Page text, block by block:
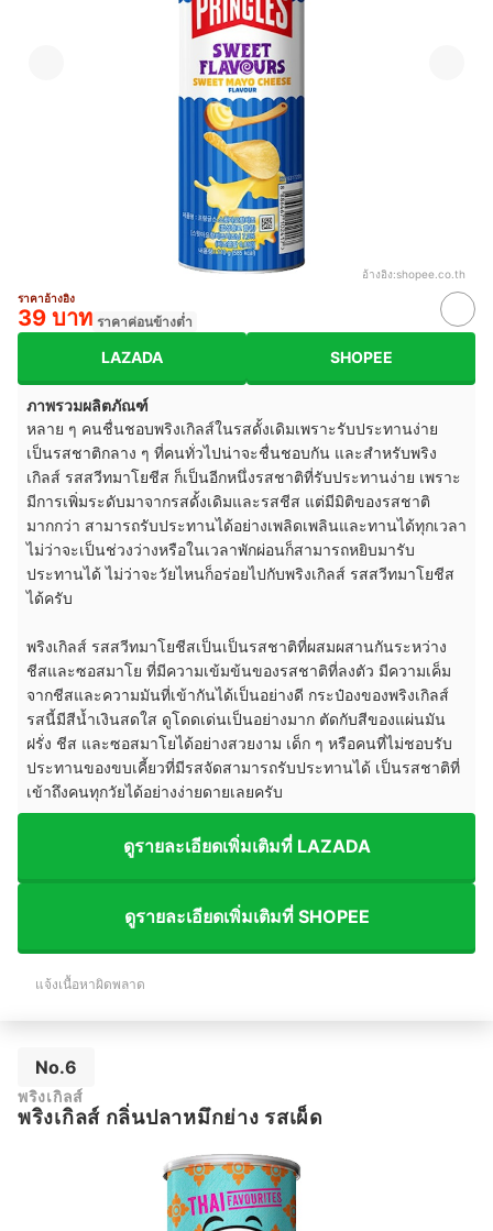
อ้างอิง:shopee.co.th
ราคาอ้างอิง
39 บาท ราคาค่อนข้างต่ำ
LAZADA SHOPEE
ภาพรวมผลิตภัณฑ์
หลาย ๆ คนชื่นชอบพริงเกิลส์ในรสดั้งเดิมเพราะรับประทานง่าย
เป็นรสชาติกลาง ๆ ที่คนทั่วไปน่าจะชื่นชอบกัน และสำหรับพริง
เกิลส์ รสสวีทมาโยชีส ก็เป็นอีกหนึ่งรสชาติที่รับประทานง่าย เพราะ
มีการเพิ่มระดับมาจากรสดั้งเดิมและรสชีส แต่มีมิติของรสชาติ
มากกว่า สามารถรับประทานได้อย่างเพลิดเพลินและทานได้ทุกเวลา
ไม่ว่าจะเป็นช่วงว่างหรือในเวลาพักผ่อนก็สามารถหยิบมารับ
ประทานได้ ไม่ว่าจะวัยไหนก็อร่อยไปกับพริงเกิลส์ รสสวีทมาโยชีส
ได้ครับ
พริงเกิลส์ รสสวีทมาโยชีสเป็นเป็นรสชาติที่ผสมผสานกันระหว่าง
ชีสและซอสมาโย ที่มีความเข้มข้นของรสชาติที่ลงตัว มีความเค็ม
จากชีสและความมันที่เข้ากันได้เป็นอย่างดี กระป๋องของพริงเกิลส์
รสนี้มีสีน้ำเงินสดใส ดูโดดเด่นเป็นอย่างมาก ตัดกับสีของแผ่นมัน
ฝรั่ง ชีส และซอสมาโยได้อย่างสวยงาม เด็ก ๆ หรือคนที่ไม่ชอบรับ
ประทานของขบเคี้ยวที่มีรสจัดสามารถรับประทานได้ เป็นรสชาติที่
เข้าถึงคนทุกวัยได้อย่างง่ายดายเลยครับ
ดูรายละเอียดเพิ่มเติมที่ LAZADA
ดูรายละเอียดเพิ่มเติมที่ SHOPEE
แจ้งเนื้อหาผิดพลาด
No.6
พริงเกิลส์
พริงเกิลส์ กลิ่นปลาหมึกย่าง รสเผ็ด